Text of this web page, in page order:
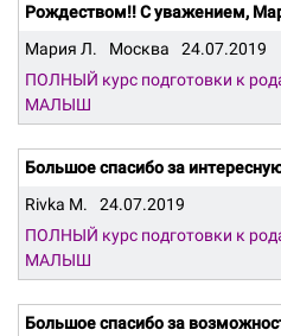
Рождеством!! С уважением,
Мария Л.
Москва
24.07.2019
ПОЛНЫЙ курс подготовки к
МАЛЫШ
Большое спасибо за
Rivka M.
24.07.2019
ПОЛНЫЙ курс подготовки к
МАЛЫШ
Большое спасибо за